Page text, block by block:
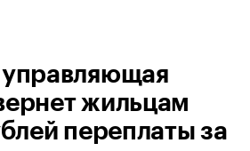
управляющая
жильцам
переплаты за